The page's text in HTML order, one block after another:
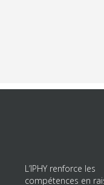
L’IPHY renforce les
compétences en